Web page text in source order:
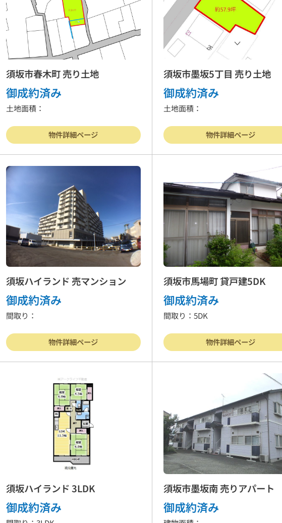
須坂市春木町 売り土地
御成約済み
土地面積：
物件詳細ページ
須坂市墨坂5丁目 売り土地
御成約済み
土地面積：
物件詳細ページ
須坂ハイランド 売マンション
御成約済み
間取り：
物件詳細ページ
須坂市馬場町 貸戸建5DK
御成約済み
間取り：5DK
物件詳細ページ
須坂ハイランド 3LDK
御成約済み
須坂市墨坂南 売りアパート
御成約済み
売り土地 マンション 事業物件
サポート業務 行政書士 会社案内
お客様の声 リンク集 個人情報保護方針
026-214-8737 営業時間
9:30〜18:00